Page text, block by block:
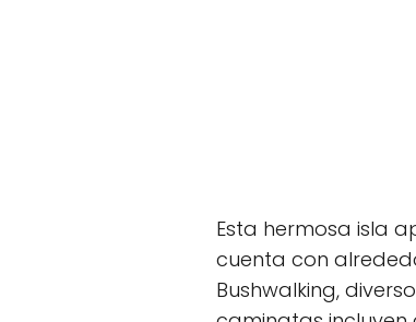
Esta hermosa isla
cuenta con
Bushwalking,